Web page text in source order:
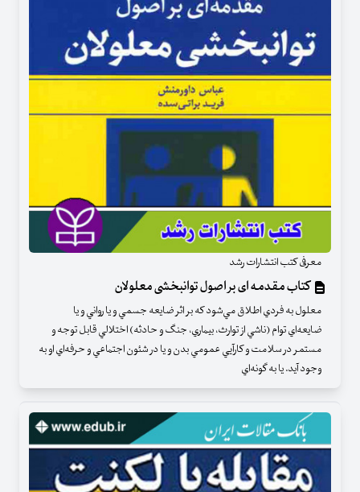
معرفی کتب انتشارات رشد
کتاب مقدمه ای بر اصول توانبخشی معلولان
معلول به فردي اطلاق مي‌شود كه بر اثر ضايعه جسمي و يا رواني و يا
ضايعه‌اي توام (ناشي از توارث، بيماري، جنگ و حادثه) اختلالي قابل توجه و
مستمر در سلامت و كارآيي عمومي بدن و يا در شئون اجتماعي و حرفه‌اي او به
وجود آيد. يا به گونه‌اي